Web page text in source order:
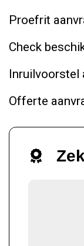
Proefrit
Check
Inruilvoorstel
Offerte